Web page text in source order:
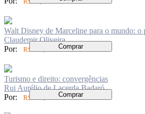
R$ 74,00
Walt Disney de Marceline para o mundo: o
Claudemir Oliveira
Por:
R$ 104,00 Comprar
Turismo e direito: convergências
Rui Aurélio de Lacerda Badaró
Por:
R$ 168,00 Comprar